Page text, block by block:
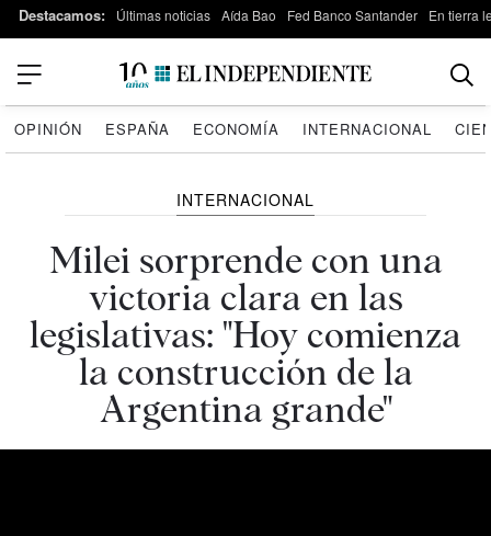
Destacamos: Últimas noticias Aída Bao Fed Banco Santander En tierra
OPINIÓN ESPAÑA ECONOMÍA INTERNACIONAL
INTERNACIONAL
Milei sorprende con una
victoria clara en las
legislativas: "Hoy comienza
la construcción de la
Argentina grande"